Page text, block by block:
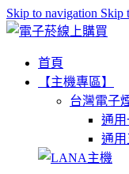
Skip to navigation Skip
首頁
【主機專區】
台灣電子
通用
通用